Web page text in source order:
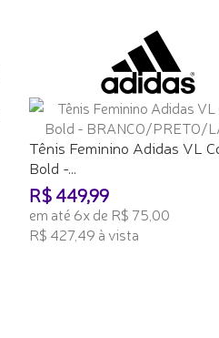
Tênis Feminino Adidas VL
Bold -...
R$ 449,99
em até 6x de R$ 75,00
R$ 427,49 à vista